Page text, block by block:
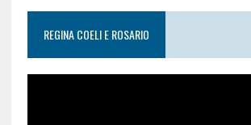
REGINA COELI E ROSARIO